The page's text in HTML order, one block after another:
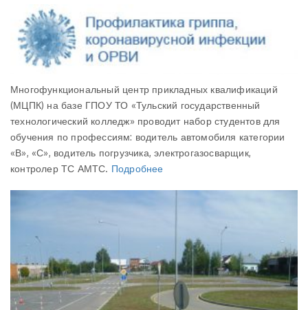
Многофункциональный центр прикладных квалификаций
(МЦПК) на базе ГПОУ ТО «Тульский государственный
технологический колледж» проводит набор студентов для
обучения по профессиям: водитель автомобиля категории
«В», «С», водитель погрузчика, электрогазосварщик,
контролер ТС АМТС. Подробнее